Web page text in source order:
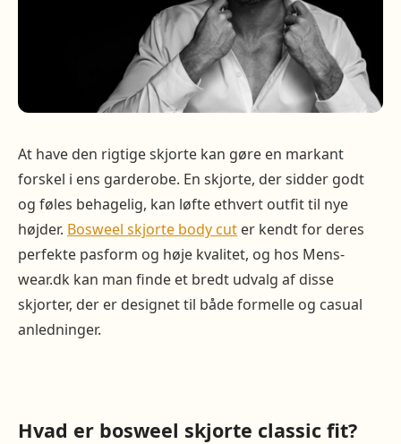
At have den rigtige skjorte kan gøre en markant
forskel i ens garderobe. En skjorte, der sidder godt
og føles behagelig, kan løfte ethvert outfit til nye
højder. Bosweel skjorte body cut er kendt for deres
perfekte pasform og høje kvalitet, og hos Mens-
wear.dk kan man finde et bredt udvalg af disse
skjorter, der er designet til både formelle og casual
anledninger.
Hvad er bosweel skjorte classic fit?